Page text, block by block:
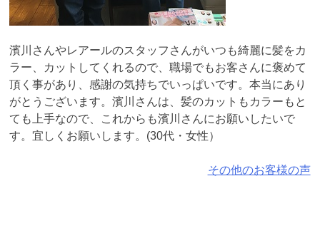
濱川さんやレアールのスタッフさんがいつも綺麗に髪をカ
ラー、カットしてくれるので、職場でもお客さんに褒めて
頂く事があり、感謝の気持ちでいっぱいです。本当にあり
がとうございます。濱川さんは、髪のカットもカラーもと
ても上手なので、これからも濱川さんにお願いしたいで
す。宜しくお願いします。(30代・女性）
その他のお客様の声